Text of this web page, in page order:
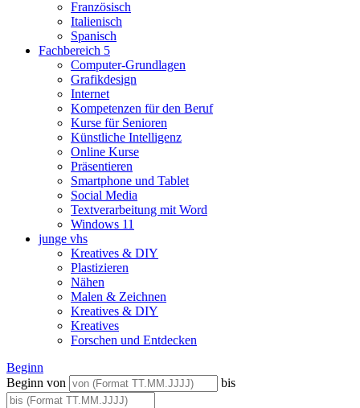
Französisch
Italienisch
Spanisch
Fachbereich 5
Computer-Grundlagen
Grafikdesign
Internet
Kompetenzen für den Beruf
Kurse für Senioren
Künstliche Intelligenz
Online Kurse
Präsentieren
Smartphone und Tablet
Social Media
Textverarbeitung mit Word
Windows 11
junge vhs
Kreatives & DIY
Plastizieren
Nähen
Malen & Zeichnen
Kreatives & DIY
Kreatives
Forschen und Entdecken
Beginn
Beginn von
bis